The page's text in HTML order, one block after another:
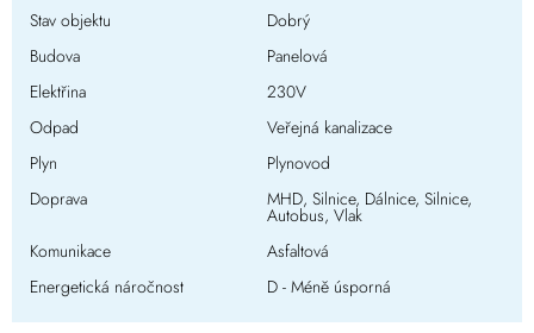
Stav objektu
Dobrý
Budova
Panelová
Elektřina
230V
Odpad
Veřejná kanalizace
Plyn
Plynovod
Doprava
MHD, Silnice, Dálnice, Silnice,
Autobus, Vlak
Komunikace
Asfaltová
Energetická náročnost
D - Méně úsporná